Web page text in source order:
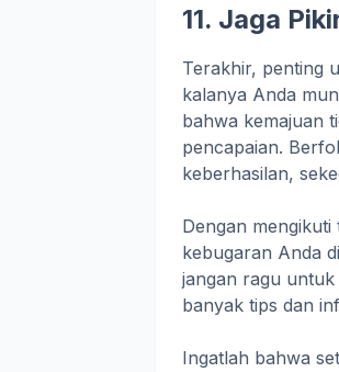
11. Jaga
Terakhir, penting
kalanya Anda
bahwa kemajuan
pencapaian.
keberhasilan,
Dengan
kebugaran Anda
jangan ragu untuk
banyak tips dan
Ingatlah bahwa